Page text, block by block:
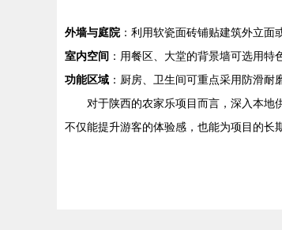
外墙与庭院：利用软瓷面砖铺贴建筑外立面
室内空间 ：用餐区、大堂的背景墙可选用
功能区域 ：厨房、卫生间可重点采用防滑耐
对于陕西的农家乐项目而言，深入本地
不仅能提升游客的体验感，也能为项目的长